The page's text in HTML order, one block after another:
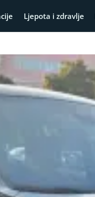
Ljepota i zdravlje